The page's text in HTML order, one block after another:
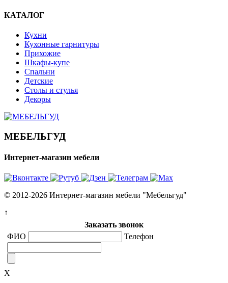
КАТАЛОГ
Кухни
Кухонные гарнитуры
Прихожие
Шкафы-купе
Спальни
Детские
Столы и стулья
Декоры
МЕБЕЛЬГУД
Интернет-магазин мебели
© 2012-2026 Интернет-магазин мебели "Мебельгуд"
↑
Заказать звонок
ФИО
Телефон
X